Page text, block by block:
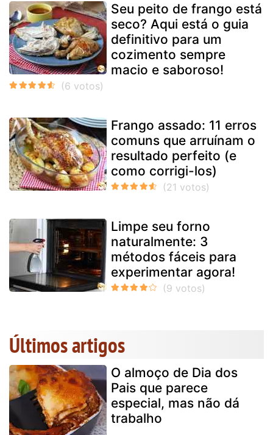
Seu peito de frango está
seco? Aqui está o guia
definitivo para um
cozimento sempre
macio e saboroso!
Frango assado: 11 erros
comuns que arruínam o
resultado perfeito (e
como corrigi-los)
Limpe seu forno
naturalmente: 3
métodos fáceis para
experimentar agora!
Últimos artigos
O almoço de Dia dos
Pais que parece
especial, mas não dá
trabalho